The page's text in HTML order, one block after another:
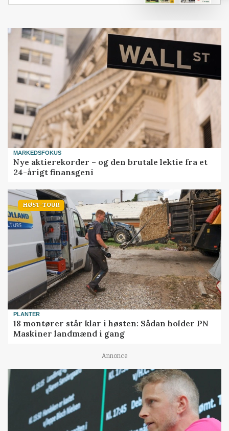
MARKEDSFOKUS
Nye aktierekorder – og den brutale lektie fra et
24-årigt finansgeni
HØST-TOUR
PLANTER
18 montører står klar i høsten: Sådan holder PN
Maskiner landmænd i gang
Annonce